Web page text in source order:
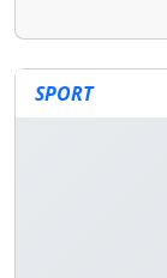
SPORT